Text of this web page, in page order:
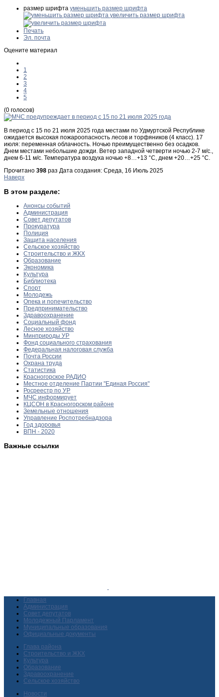
размер шрифта уменьшить размер шрифта
увеличить размер шрифта
Печать
Эл. почта
Оцените материал
1
2
3
4
5
(0 голосов)
В период с 15 по 21 июля 2025 года местами по Удмуртской Республике
ожидается высокая пожароопасность лесов и торфяников (4 класс). 17
июля: переменная облачность. Ночью преимущественно без осадков.
Днем местами небольшие дожди. Ветер западной четверти ночью 2-7 м/с.,
днем 6-11 м/с. Температура воздуха ночью +8…+13 °С, днем +20…+25 °С.
Прочитано 398 раз Дата создания: Среда, 16 Июль 2025
Наверх
В этом разделе:
Анонсы событий
Администрация
Совет депутатов
Прокуратура
Полиция
Защита населения
Сельское хозяйство
Строительство и ЖКХ
Образование
Экономика
Культура
Библиотека
Спорт
Молодежь
Опека и попечительство
Предпринимательство
Здравоохранение
Социальный фонд
Лесное хозяйство
Минприроды УР
Фонд социального страхования
Федеральная налоговая служба
Почта России
Охрана труда
Статистика
Красногорское РАДИО
Местное отделение Партии "Единая Россия"
Росреестр по УР
МЧС информирует
КЦСОН в Красногорском районе
Земельные отношения
Управление Роспотребнадзора
Год здоровья
ВПН - 2020
Важные ссылки
Главная
Администрация
Совет депутатов
Молодежный Парламент
Муниципальные образования
Официальные документы
Глава района
Строительство и ЖКХ
Культура
Образование
Здравоохранение
Сельское хозяйство
Новости